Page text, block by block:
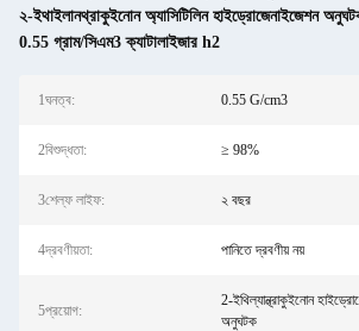
২-ইথাইলানথ্রাকুইনোন অ্যাসিটিলিন হাইড্রোজেনাইজেশন
0.55 গ্রাম/সিএম3 ক্যাটালাইজার h2
1ঘনত্ব: 0.55 G/cm3
2বিশুদ্ধতা: ≥ 98%
3শেল্ফ লাইফ: ২ বছর
4দ্রবণীয়তা: পানিতে দ্রবণীয় নয়
5প্রয়োগ:
2-ইথিল্যান্থ্রাকুইনোন
অনুঘটক